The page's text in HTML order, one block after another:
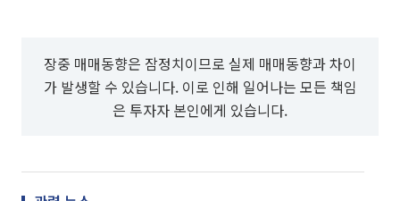
장중 매매동향은 잠정치이므로 실제 매매동향과 차이
가 발생할 수 있습니다. 이로 인해 일어나는 모든 책임
은 투자자 본인에게 있습니다.